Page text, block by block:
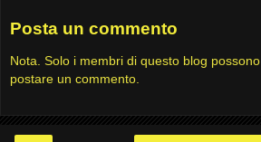
Posta un commento
Nota. Solo i membri di questo blog possono
postare un commento.